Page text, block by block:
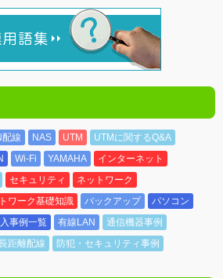
配線 NAS UTM
UTMに関するQ&A
Wi-Fi YAMAHA
インターネット
セキュリティ
ネットワーク
ワーク基礎知識 バックアップ
パソコン
事例一覧 有線LAN
通信機器事例
距離配線 防犯・セキュリティ事例